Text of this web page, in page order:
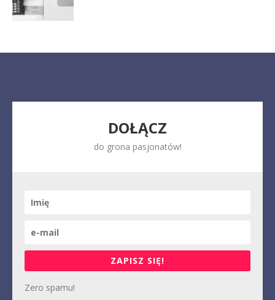
DOŁĄCZ
do grona pasjonatów!
ZAPISZ SIĘ!
Zero spamu!